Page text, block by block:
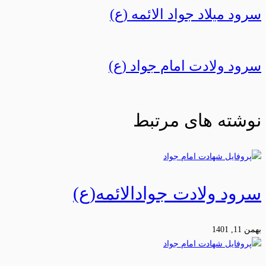
سرود میلاد جواد الائمه (ع)
سرود ولادت امام جواد (ع)
نوشته های مرتبط
سرود ولادت جوادالائمه(ع)
بهمن 11, 1401